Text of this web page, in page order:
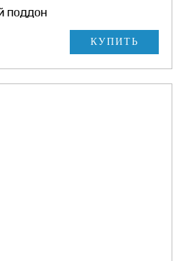
поддон
КУПИТЬ